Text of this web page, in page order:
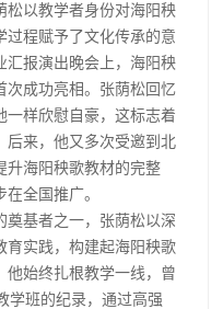
松以教学者身份对海阳秧
过程赋予了文化传承的意
汇报演出晚会上，海阳秧
次成功亮相。张荫松回忆
一样欣慰自豪，这标志着
后来，他又多次受邀到北
升海阳秧歌教材的完整
全国推广。
奠基者之一，张荫松以深
育实践，构建起海阳秧歌
他始终扎根教学一线，曾
学班的纪录，通过高强